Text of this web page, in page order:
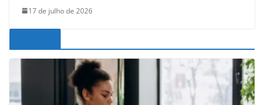
17 de julho de 2026